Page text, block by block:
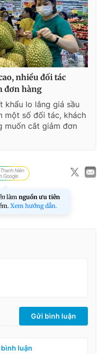
nhiều đối tác
đơn hàng
khẩu lo lắng giá sầu
một số đối tác, khách
muốn cắt giảm đơn
làm nguồn ưu tiên
Xem hướng dẫn.
Gửi bình luận
luận